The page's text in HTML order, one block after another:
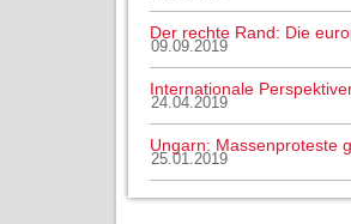
Der rechte Rand: Die
09.09.2019
Internationale
24.04.2019
Ungarn: Massenproteste
25.01.2019